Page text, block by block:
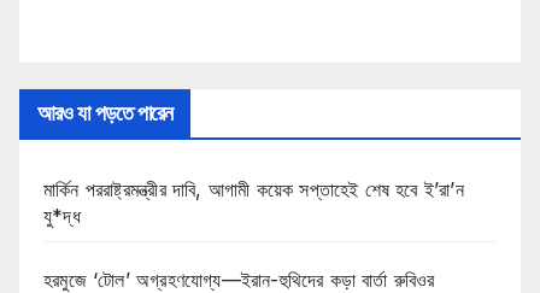
আরও যা পড়তে পারেন
মার্কিন পররাষ্ট্রমন্ত্রীর দাবি, আগামী কয়েক সপ্তাহেই শেষ হবে ই’রা’ন
যু*দ্ধ
হরমুজে ‘টোল’ অগ্রহণযোগ্য—ইরান-হুথিদের কড়া বার্তা রুবিওর